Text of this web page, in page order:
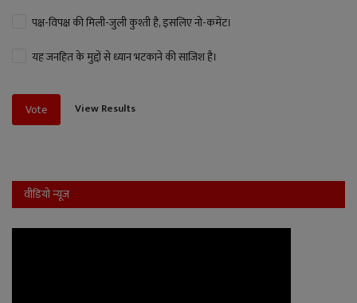
पक्ष-विपक्ष की मिली-जुली कुश्ती है, इसलिए नो-कमेंट।
यह जनहित के मुद्दों से ध्यान भटकाने की साजिश है।
Vote View Results
वीडियो न्यूज